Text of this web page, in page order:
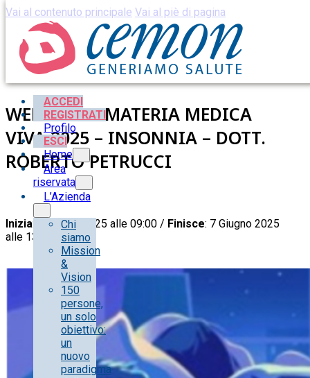
Vai al contenuto principale Vai al piè di pagina
ACCEDI
REGISTRATI
Profilo
ESCI
Home
Area
riservata
L’Azienda
Chi
siamo
Mission
&
Vision
150
persone,
un solo
obiettivo:
un
nuovo
paradigma
WEBINAR – MATERIA MEDICA
VIVA 2025 – INSONNIA – DOTT.
ROBERTO PETRUCCI
Inizia: 7 Giugno 2025 alle 09:00 / Finisce: 7 Giugno 2025
alle 13:00